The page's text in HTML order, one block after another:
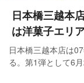
日本橋三越本
は洋菓子エリ
日本橋三越本店は
る。第1弾として6